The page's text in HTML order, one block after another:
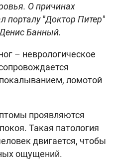
О причинах
порталу "Доктор Питер"
Банный.
– неврологическое
ломотой
проявляются
Такая патология
двигается, чтобы
ощущений.